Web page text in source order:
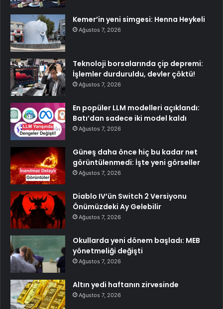
Kemer’in yeni simgesi: Henna Heykeli
Ağustos 7, 2026
Teknoloji borsalarında çip depremi:
İşlemler durduruldu, devler çöktü!
Ağustos 7, 2026
En popüler LLM modelleri açıklandı:
Batı’dan sadece iki model kaldı
Ağustos 7, 2026
Güneş daha önce hiç bu kadar net
görüntülenmedi: İşte yeni görseller
Ağustos 7, 2026
Diablo IV’ün Switch 2 Versiyonu
Önümüzdeki Ay Gelebilir
Ağustos 7, 2026
Okullarda yeni dönem başladı: MEB
yönetmeliği değişti
Ağustos 7, 2026
Altın yedi haftanın zirvesinde
Ağustos 7, 2026